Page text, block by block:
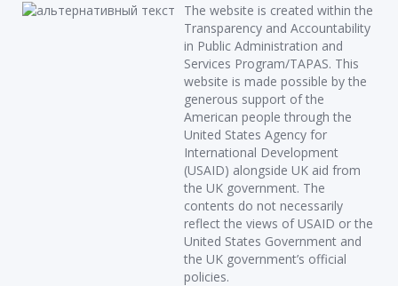
The website is created within the
Transparency and Accountability
in Public Administration and
Services Program/TAPAS. This
website is made possible by the
generous support of the
American people through the
United States Agency for
International Development
(USAID) alongside UK aid from
the UK government. The
contents do not necessarily
reflect the views of USAID or the
United States Government and
the UK government’s official
policies.